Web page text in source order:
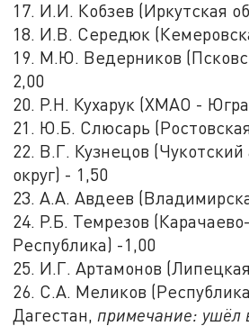
17. И.И. Кобзев (Иркутская
18. И.В. Середюк
19. М.Ю. Ведерников
2,00
20. Р.Н. Кухарук (ХМАО -
21. Ю.Б. Слюсарь
22. В.Г. Кузнецов
округ) - 1,50
23. А.А. Авдеев
24. Р.Б. Темрезов
Республика) -1,00
25. И.Г. Артамонов
26. С.А. Меликов (Республика
Дагестан, примечание: ушёл